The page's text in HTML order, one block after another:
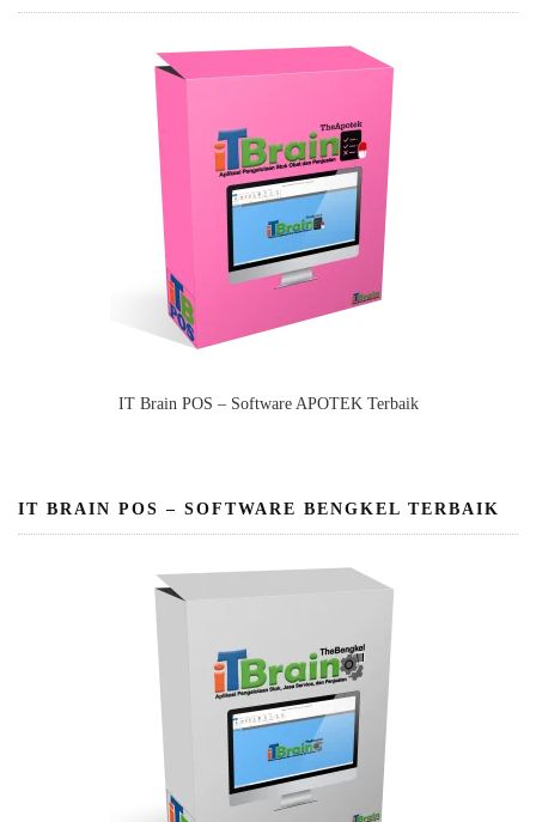
IT Brain POS – Software APOTEK Terbaik
IT BRAIN POS – SOFTWARE BENGKEL TERBAIK